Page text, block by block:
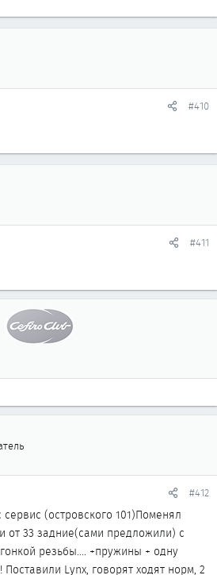
#410
#411
#412
(островского 101)Поменял
от 33 задние(сами предложили) с
резьбы.... +пружины + одну
Lynx, говорят ходят норм, 2